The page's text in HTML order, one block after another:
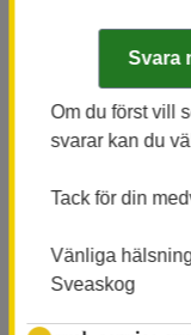
Laxens Hus
exhibition
+46 454-50123
or email us at:
Om du först vill
svarar kan du
Tack för din
Vänliga
Sveaskog